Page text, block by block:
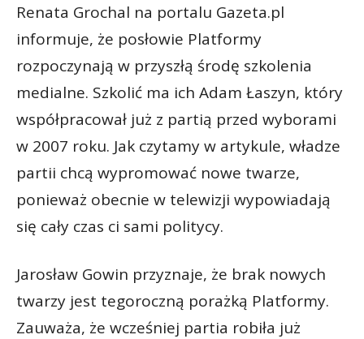
Renata Grochal na portalu Gazeta.pl
informuje, że posłowie Platformy
rozpoczynają w przyszłą środę szkolenia
medialne. Szkolić ma ich Adam Łaszyn, który
współpracował już z partią przed wyborami
w 2007 roku. Jak czytamy w artykule, władze
partii chcą wypromować nowe twarze,
ponieważ obecnie w telewizji wypowiadają
się cały czas ci sami politycy.
Jarosław Gowin przyznaje, że brak nowych
twarzy jest tegoroczną porażką Platformy.
Zauważa, że wcześniej partia robiła już